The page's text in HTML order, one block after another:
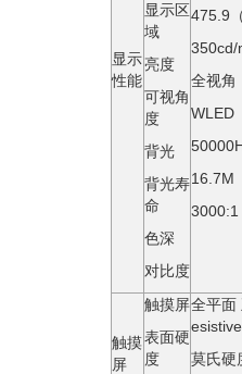
显示
性能
显示区
域
亮度
可视角
度
背光
背光寿
命
色深
对比度
475.9
350cd/
全视角
WLED
16.7M
3000:1
触摸
屏
触摸屏
表面硬
度
全平⾯
莫氏硬